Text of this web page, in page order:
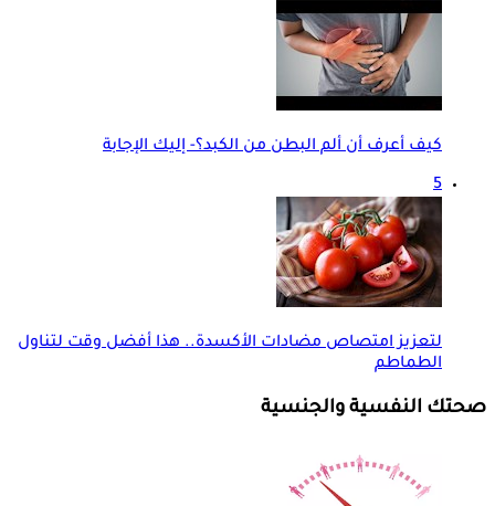
كيف أعرف أن ألم البطن من الكبد؟- إليك الإجابة
5
لتعزيز امتصاص مضادات الأكسدة.. هذا أفضل وقت لتناول
الطماطم
صحتك النفسية والجنسية